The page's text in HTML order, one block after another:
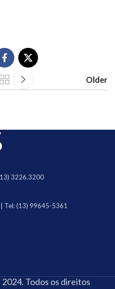
Older
3226.3200
Tel: (13) 99645-5361
Todos os direitos